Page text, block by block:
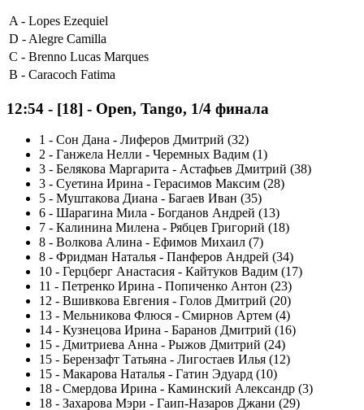
A - Lopes Ezequiel
D - Alegre Camilla
C - Brenno Lucas Marques
B - Caracoch Fatima
12:54 - [18] - Open, Tango, 1/4 финала
1 - Сон Дана - Лиферов Дмитрий (32)
2 - Ганжела Нелли - Черемных Вадим (1)
3 - Белякова Маргарита - Астафьев Дмитрий (38)
3 - Суетина Ирина - Герасимов Максим (28)
5 - Муштакова Диана - Багаев Иван (35)
6 - Шарагина Мила - Богданов Андрей (13)
7 - Калинина Милена - Рябцев Григорий (18)
8 - Волкова Алина - Ефимов Михаил (7)
8 - Фридман Наталья - Панферов Андрей (34)
10 - Герцберг Анастасия - Кайтуков Вадим (17)
11 - Петренко Ирина - Попиченко Антон (23)
12 - Вшивкова Евгения - Голов Дмитрий (20)
13 - Мельникова Флюся - Смирнов Артем (4)
14 - Кузнецова Ирина - Баранов Дмитрий (16)
15 - Дмитриева Анна - Рыжов Дмитрий (24)
15 - Берензафт Татьяна - Лигостаев Илья (12)
15 - Макарова Наталья - Гатин Эдуард (10)
18 - Смердова Ирина - Каминский Александр (3)
18 - Захарова Мэри - Гаип-Назаров Джани (29)